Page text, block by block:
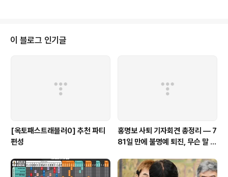
습니다. 지금부터 우승 후보 빅5(스페인·프랑스·잉글랜드·
브라질·아르헨티나)를 위협할 진짜 다크호스 5팀을 파헤칩
이 블로그 인기글
[옥토패스트래블러0] 추천 파티
편성
홍명보 사퇴 기자회견 총정리 — 7
81일 만에 불명예 퇴진, 무슨 말 남